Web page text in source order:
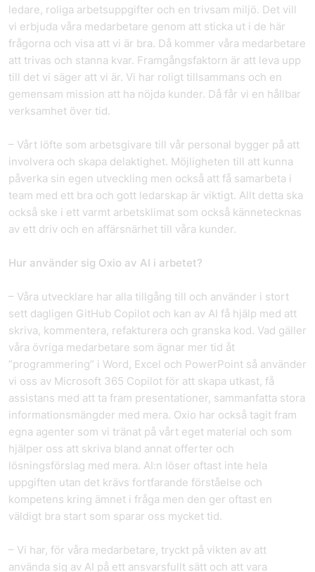
ledare, roliga arbetsuppgifter och en trivsam miljö. Det vill
vi erbjuda våra medarbetare genom att sticka ut i de här
frågorna och visa att vi är bra. Då kommer våra medarbetare
att trivas och stanna kvar. Framgångsfaktorn är att leva upp
till det vi säger att vi är. Vi har roligt tillsammans och en
gemensam mission att ha nöjda kunder. Då får vi en hållbar
verksamhet över tid.
– Vårt löfte som arbetsgivare till vår personal bygger på att
involvera och skapa delaktighet. Möjligheten till att kunna
påverka sin egen utveckling men också att få samarbeta i
team med ett bra och gott ledarskap är viktigt. Allt detta ska
också ske i ett varmt arbetsklimat som också kännetecknas
av ett driv och en affärsnärhet till våra kunder.
Hur använder sig Oxio av AI i arbetet?
– Våra utvecklare har alla tillgång till och använder i stort
sett dagligen GitHub Copilot och kan av AI få hjälp med att
skriva, kommentera, refakturera och granska kod. Vad gäller
våra övriga medarbetare som ägnar mer tid åt
”programmering” i Word, Excel och PowerPoint så använder
vi oss av Microsoft 365 Copilot för att skapa utkast, få
assistans med att ta fram presentationer, sammanfatta stora
informationsmängder med mera. Oxio har också tagit fram
egna agenter som vi tränat på vårt eget material och som
hjälper oss att skriva bland annat offerter och
lösningsförslag med mera. AI:n löser oftast inte hela
uppgiften utan det krävs fortfarande förståelse och
kompetens kring ämnet i fråga men den ger oftast en
väldigt bra start som sparar oss mycket tid.
– Vi har, för våra medarbetare, tryckt på vikten av att
använda sig av AI på ett ansvarsfullt sätt och att vara